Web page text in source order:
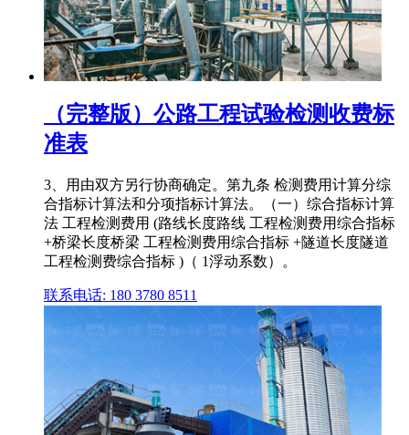
（完整版）公路工程试验检测收费标
准表
3、用由双方另行协商确定。第九条 检测费用计算分综
合指标计算法和分项指标计算法。（一）综合指标计算
法 工程检测费用 (路线长度路线 工程检测费用综合指标
+桥梁长度桥梁 工程检测费用综合指标 +隧道长度隧道
工程检测费综合指标 )（ 1浮动系数）。
联系电话: 180 3780 8511